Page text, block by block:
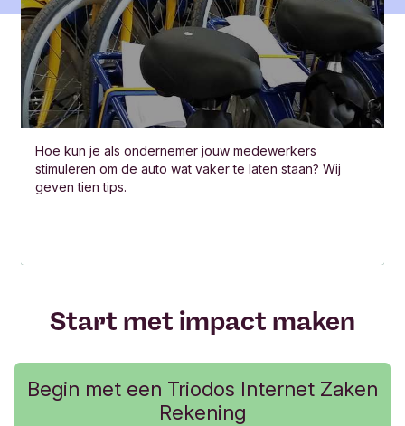
Hoe kun je als ondernemer jouw medewerkers
stimuleren om de auto wat vaker te laten staan? Wij
geven tien tips.
Start met impact maken
Begin met een Triodos Internet Zaken
Rekening